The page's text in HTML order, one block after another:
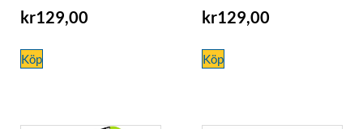
kr129,00
Köp
kr129,00
Köp